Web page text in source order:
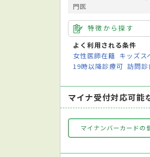
門医
特徴から探す
よく利用される条件
女性医師在籍 キッズス
19時以降診療可 訪問診
マイナ受付対応可能
マイナンバーカードの